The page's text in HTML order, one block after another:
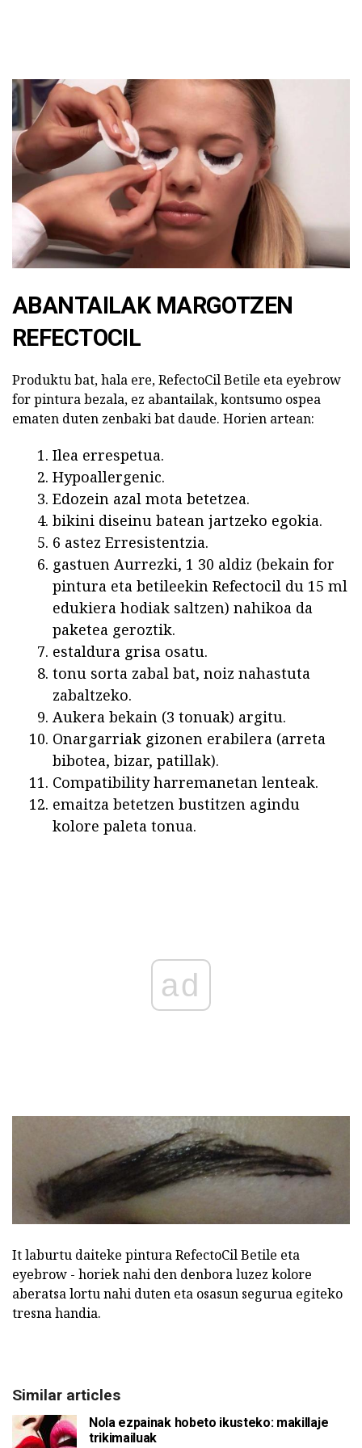
ABANTAILAK MARGOTZEN
REFECTOCIL
Produktu bat, hala ere, RefectoCil Betile eta eyebrow
for pintura bezala, ez abantailak, kontsumo ospea
ematen duten zenbaki bat daude. Horien artean:
Ilea errespetua.
Hypoallergenic.
Edozein azal mota betetzea.
bikini diseinu batean jartzeko egokia.
6 astez Erresistentzia.
gastuen Aurrezki, 1 30 aldiz (bekain for
pintura eta betileekin Refectocil du 15 ml
edukiera hodiak saltzen) nahikoa da
paketea geroztik.
estaldura grisa osatu.
tonu sorta zabal bat, noiz nahastuta
zabaltzeko.
Aukera bekain (3 tonuak) argitu.
Onargarriak gizonen erabilera (arreta
bibotea, bizar, patillak).
Compatibility harremanetan lenteak.
emaitza betetzen bustitzen agindu
kolore paleta tonua.
ad
It laburtu daiteke pintura RefectoCil Betile eta
eyebrow - horiek nahi den denbora luzez kolore
aberatsa lortu nahi duten eta osasun segurua egiteko
tresna handia.
Similar articles
Nola ezpainak hobeto ikusteko: makillaje
trikimailuak